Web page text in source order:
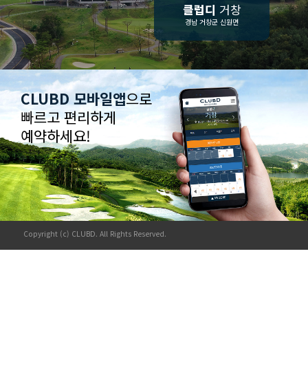
클럽디 거창
경남 거창군 신원면
CLUBD 모바일앱으로
빠르고 편리하게
예약하세요!
Copyright (c) CLUBD. All Rights Reserved.